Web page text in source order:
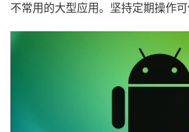
不常用的大型应用。坚持定期操作可